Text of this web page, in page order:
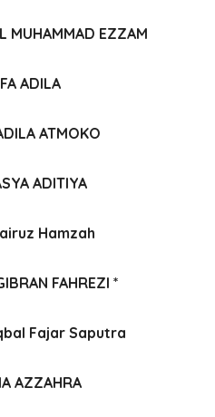
MUHAMMAD EZZAM
ADILA
ATMOKO
ADITIYA
Hamzah
FAHREZI *
Fajar Saputra
AZZAHRA